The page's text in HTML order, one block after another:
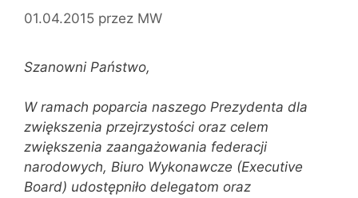
01.04.2015 przez MW
Szanowni Państwo,
W ramach poparcia naszego Prezydenta dla
zwiększenia przejrzystości oraz celem
zwiększenia zaangażowania federacji
narodowych, Biuro Wykonawcze (Executive
Board) udostępniło delegatom oraz